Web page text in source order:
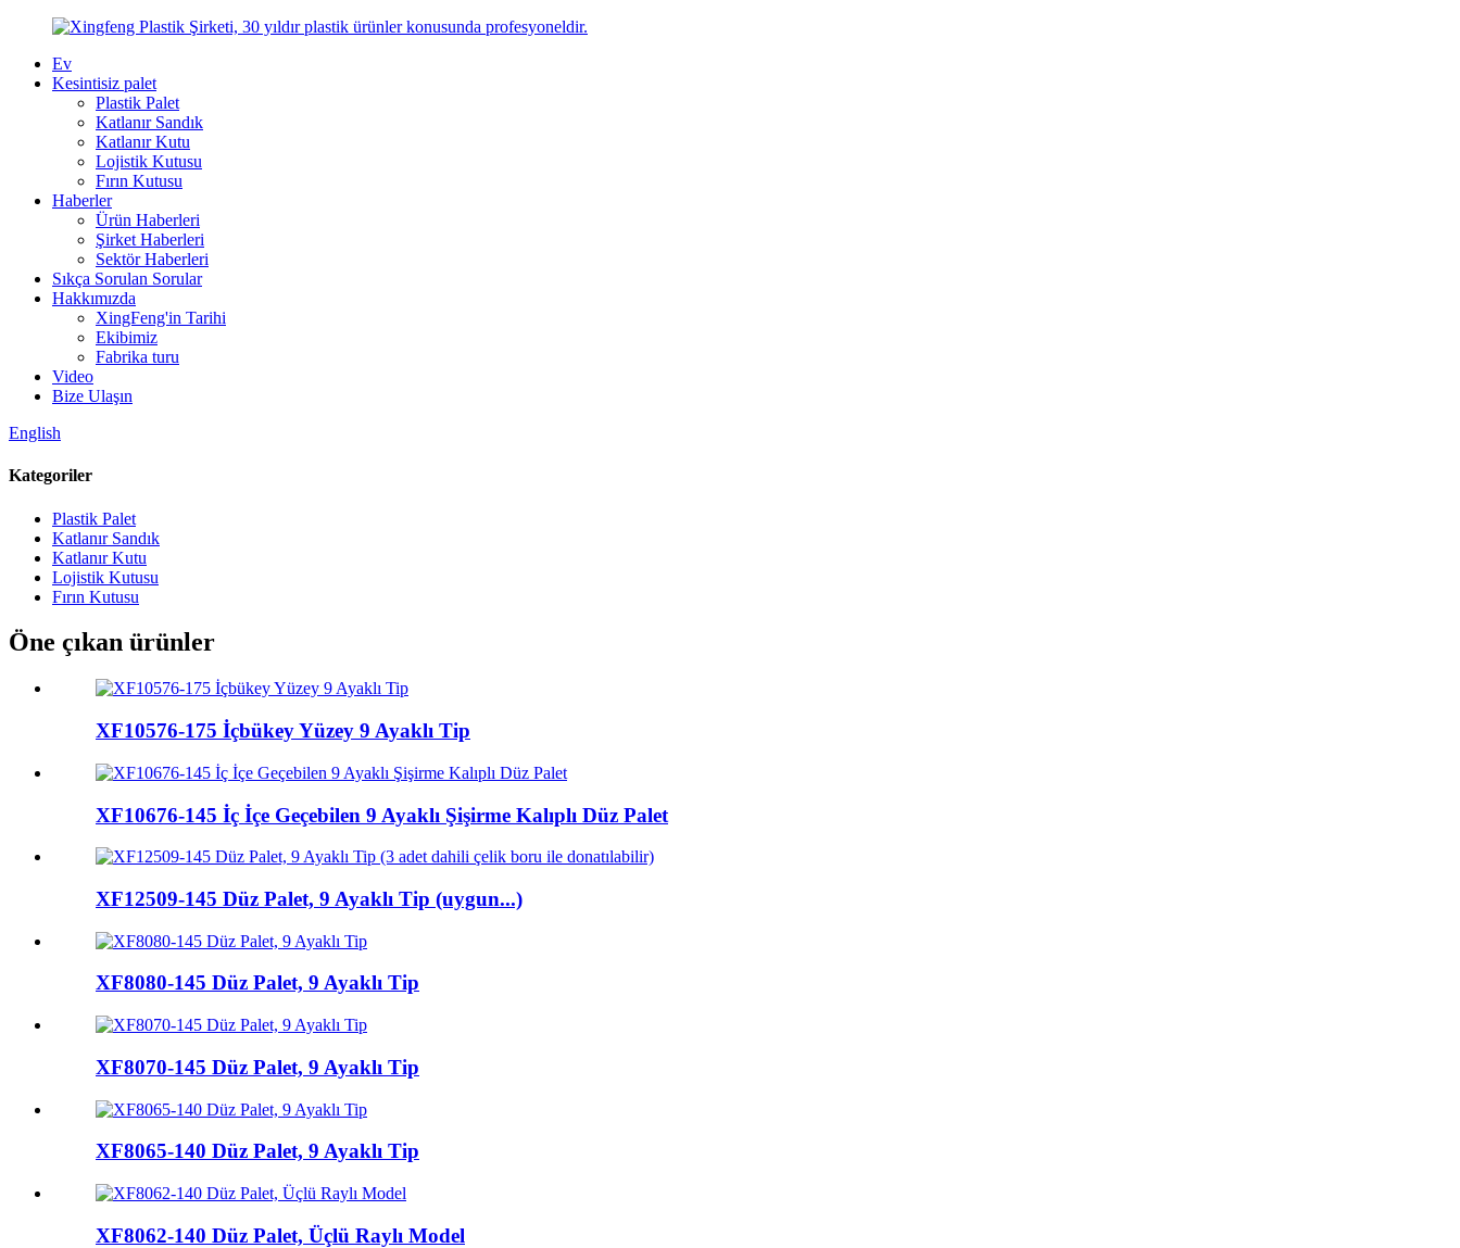
Ev
Kesintisiz palet
Plastik Palet
Katlanır Sandık
Katlanır Kutu
Lojistik Kutusu
Fırın Kutusu
Haberler
Ürün Haberleri
Şirket Haberleri
Sektör Haberleri
Sıkça Sorulan Sorular
Hakkımızda
XingFeng'in Tarihi
Ekibimiz
Fabrika turu
Video
Bize Ulaşın
English
Kategoriler
Plastik Palet
Katlanır Sandık
Katlanır Kutu
Lojistik Kutusu
Fırın Kutusu
Öne çıkan ürünler
XF10576-175 İçbükey Yüzey 9 Ayaklı Tip
XF10676-145 İç İçe Geçebilen 9 Ayaklı Şişirme Kalıplı Düz ​​Palet
XF12509-145 Düz Palet, 9 Ayaklı Tip (uygun...)
XF8080-145 Düz Palet, 9 Ayaklı Tip
XF8070-145 Düz Palet, 9 Ayaklı Tip
XF8065-140 Düz Palet, 9 Ayaklı Tip
XF8062-140 Düz Palet, Üçlü Raylı Model